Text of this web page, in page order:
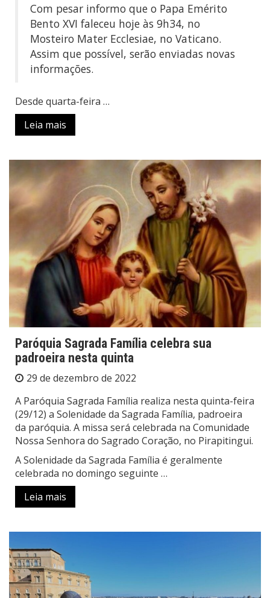
Com pesar informo que o Papa Emérito
Bento XVI faleceu hoje às 9h34, no
Mosteiro Mater Ecclesiae, no Vaticano.
Assim que possível, serão enviadas novas
informações.
Desde quarta-feira …
Leia mais
Paróquia Sagrada Família celebra sua
padroeira nesta quinta
29 de dezembro de 2022
A Paróquia Sagrada Família realiza nesta quinta-feira
(29/12) a Solenidade da Sagrada Família, padroeira
da paróquia. A missa será celebrada na Comunidade
Nossa Senhora do Sagrado Coração, no Pirapitingui.
A Solenidade da Sagrada Família é geralmente
celebrada no domingo seguinte …
Leia mais